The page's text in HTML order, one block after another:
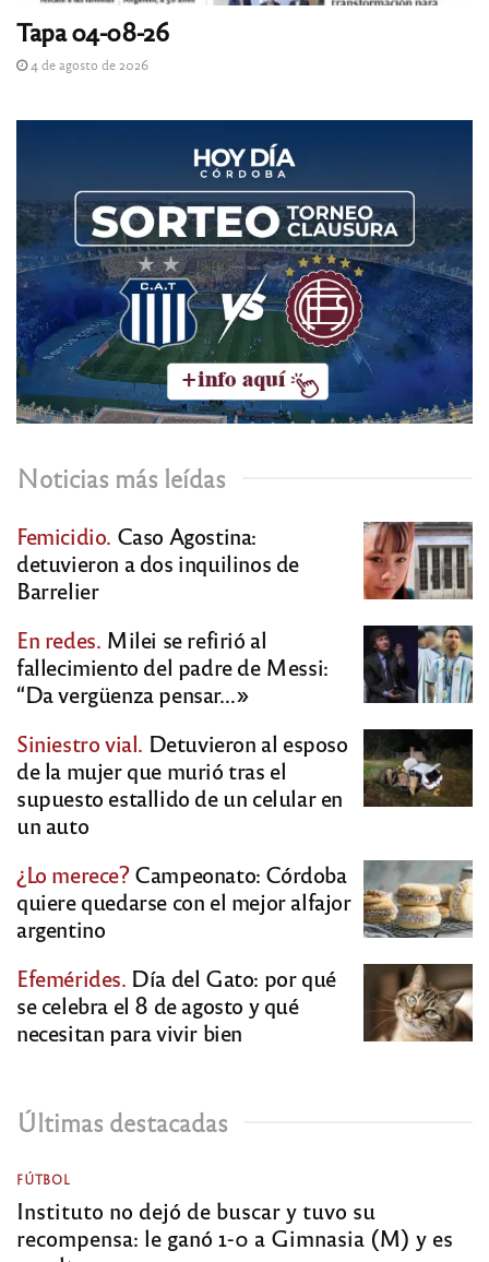
Tapa 04-08-26
4 de agosto de 2026
Noticias más leídas
Femicidio. Caso Agostina:
detuvieron a dos inquilinos de
Barrelier
En redes. Milei se refirió al
fallecimiento del padre de Messi:
“Da vergüenza pensar…»
Siniestro vial. Detuvieron al esposo
de la mujer que murió tras el
supuesto estallido de un celular en
un auto
¿Lo merece?Campeonato: Córdoba
quiere quedarse con el mejor alfajor
argentino
Efemérides. Día del Gato: por qué
se celebra el 8 de agosto y qué
necesitan para vivir bien
Últimas destacadas
FÚTBOL
Instituto no dejó de buscar y tuvo su
recompensa: le ganó 1-0 a Gimnasia (M) y es